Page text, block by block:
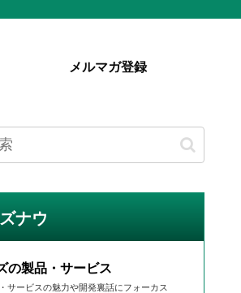
メルマガ登録
ナウ
の製品・サービス
サービスの魅力や開発裏話にフォーカス